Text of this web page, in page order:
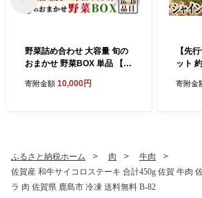
野菜詰め合わせ 大容量 旬の
おまかせ 野菜BOX 単品 【16
野菜セット セット 旬 1回 お
島市 B-690
寄附金額 10,000円
【先
ット
送】
寄附金
ふるさと納税ホーム 肉
牛肉
佐賀産 和牛サイコロステーキ 合計450g 佐賀 牛肉
ラ 肉 佐賀県 鹿島市 冷凍 送料無料 B-82